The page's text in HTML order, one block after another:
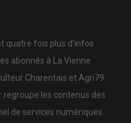
quatre fois plus d’infos
abonnés à La Vienne
Charentais et Agri79.
regroupe les contenus des
de services numériques :